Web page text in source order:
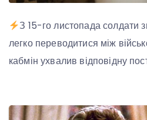
З 15-го листопада солдати
легко переводитися між
кабмін ухвалив відповідну